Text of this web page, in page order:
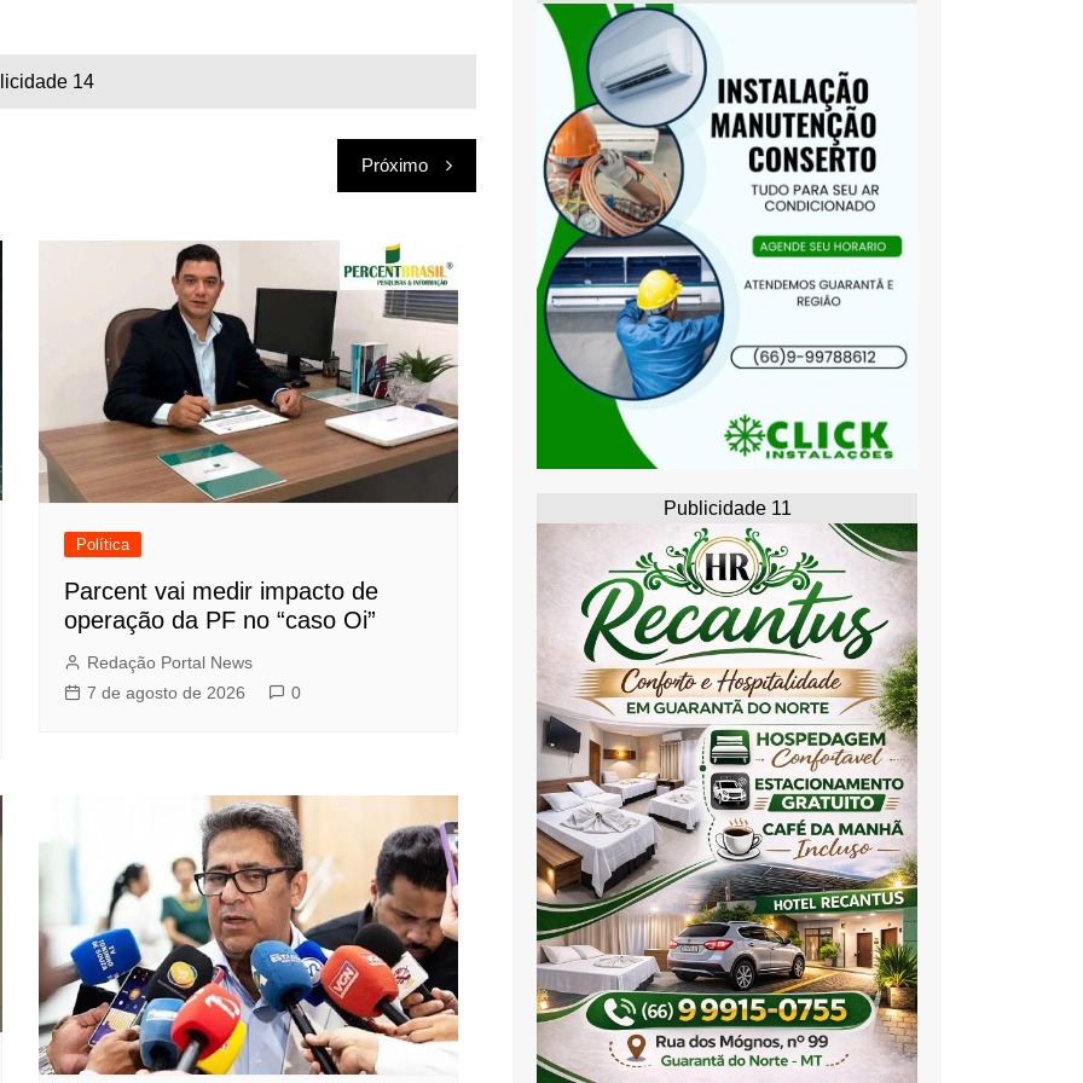
14
Próximo
Política
Parcent vai medir impacto de
operação da PF no “caso Oi”
Redação Portal News
7 de agosto de 2026
0
Publicidade 11